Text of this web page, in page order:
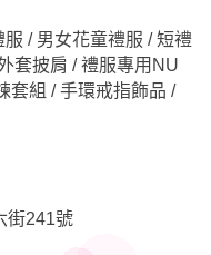
/ 男女花童禮服 / 短禮
套披肩 / 禮服專用NU
套組 / 手環戒指飾品 /
街241號